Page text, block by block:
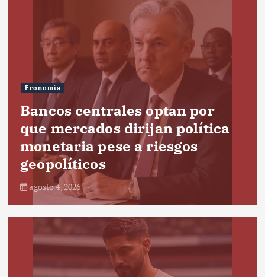
Economía
Bancos centrales optan por
que mercados dirijan política
monetaria pese a riesgos
geopolíticos
agosto 4, 2026